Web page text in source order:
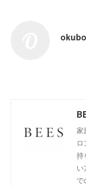
家
持
い
で